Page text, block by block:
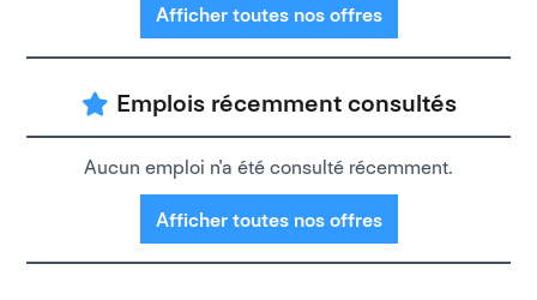
Afficher toutes nos offres
Emplois récemment consultés
Aucun emploi n'a été consulté récemment.
Afficher toutes nos offres